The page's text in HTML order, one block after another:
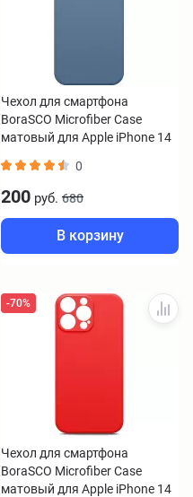
Чехол для смартфона
BoraSCO Microfiber Case
матовый для Apple iPhone 14
0
200 руб. 680
В корзину
-70%
Чехол для смартфона
BoraSCO Microfiber Case
матовый для Apple iPhone 14